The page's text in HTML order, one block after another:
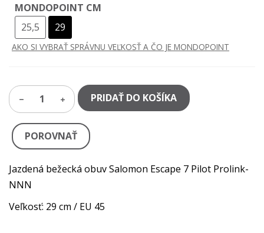
MONDOPOINT CM
25,5
29
AKO SI VYBRAŤ SPRÁVNU VEĽKOSŤ A ČO JE MONDOPOINT
1 PRIDAŤ DO KOŠÍKA
POROVNAŤ
Jazdená bežecká obuv Salomon Escape 7 Pilot Prolink-
NNN
Veľkosť: 29 cm / EU 45